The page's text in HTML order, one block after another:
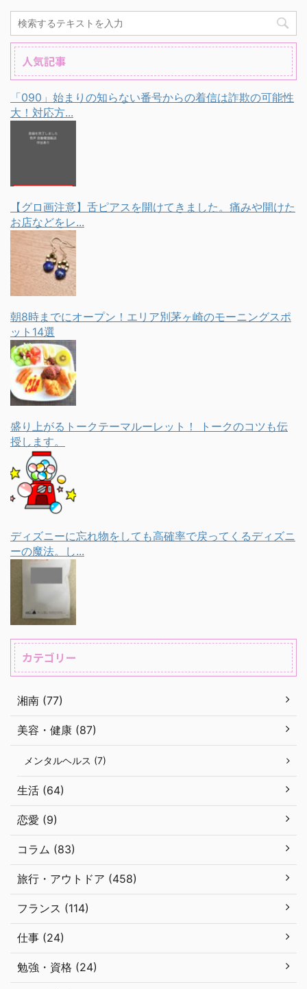
人気記事
「090」始まりの知らない番号からの着信は詐欺の可能性
大！対応方...
【グロ画注意】舌ピアスを開けてきました。痛みや開けた
お店などをレ...
朝8時までにオープン！エリア別茅ヶ崎のモーニングスポ
ット14選
盛り上がるトークテーマルーレット！ トークのコツも伝
授します。
ディズニーに忘れ物をしても高確率で戻ってくるディズニ
ーの魔法。し...
カテゴリー
湘南 (77)
美容・健康 (87)
メンタルヘルス (7)
生活 (64)
恋愛 (9)
コラム (83)
旅行・アウトドア (458)
フランス (114)
仕事 (24)
勉強・資格 (24)